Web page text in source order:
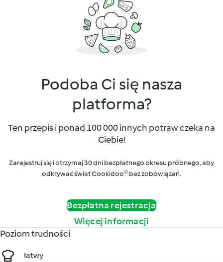
Podoba Ci się nasza
platforma?
Ten przepis i ponad 100 000 innych potraw czeka na
Ciebie!
Zarejestruj się i otrzymaj 30 dni bezpłatnego okresu próbnego, aby
odkrywać świat Cookidoo® bez zobowiązań.
Bezpłatna rejestracja
Więcej informacji
Poziom trudności
łatwy